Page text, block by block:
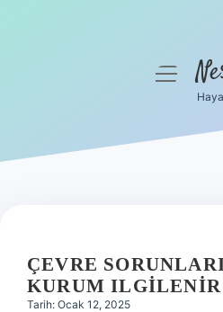
Hakkımızda
menüyü
ÇEVRE
KURUM ILGILENIR
Tarih: Ocak 12, 2025